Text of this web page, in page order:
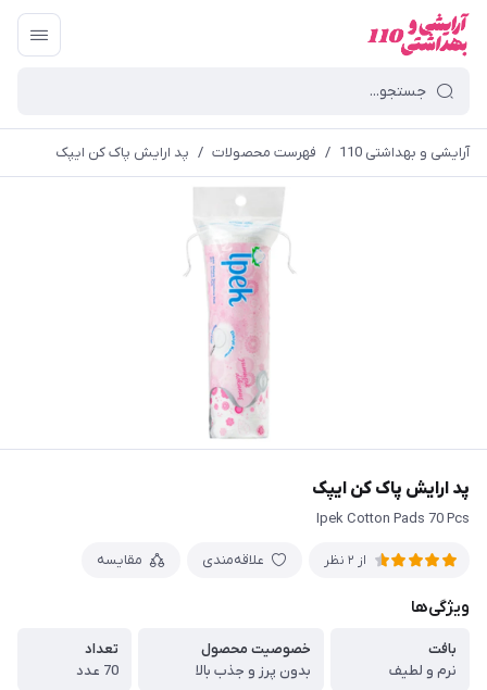
آرایشی و بهداشتی 110 / فهرست محصولات / پد ارایش پاک کن ایپک
پد ارایش پاک کن ایپک
Ipek Cotton Pads 70 Pcs
از 2 نظر علاقه‌مندی مقایسه
ویژگی‌ها
بافت
نرم و لطیف
خصوصیت محصول
بدون پرز و جذب بالا
تعداد
70 عدد